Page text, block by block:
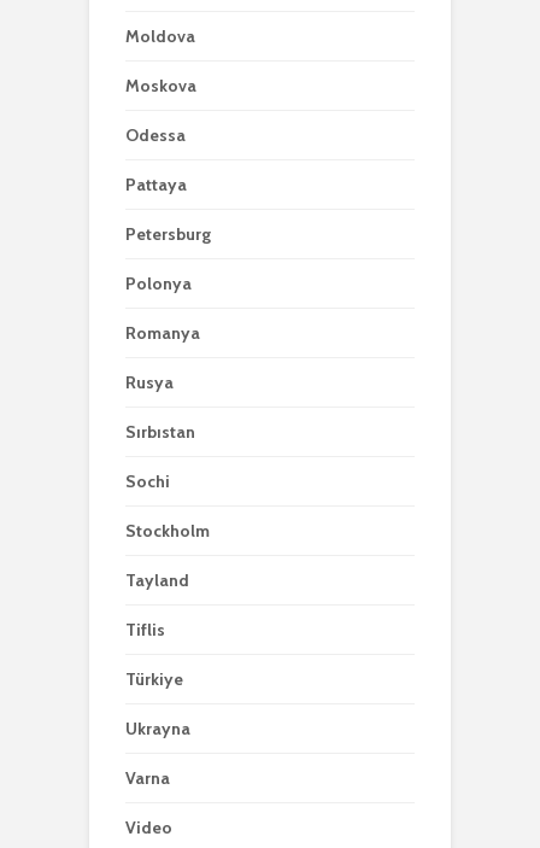
Moldova
Moskova
Odessa
Pattaya
Petersburg
Polonya
Romanya
Rusya
Sırbıstan
Sochi
Stockholm
Tayland
Tiflis
Türkiye
Ukrayna
Varna
Video